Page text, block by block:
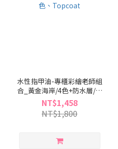
水性指甲油-專櫃彩繪老師組
合_黃金海岸/4色+防水層/紫
色亮粉、黃色亮粉、橘色亮
粉、黑色、Topcoat
NT$1,458
NT$1,800